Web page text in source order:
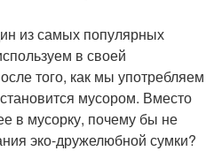
из самых популярных
в своей
того, как мы употребляем
мусором. Вместо
в мусорку, почему бы не
эко-дружелюбной сумки?